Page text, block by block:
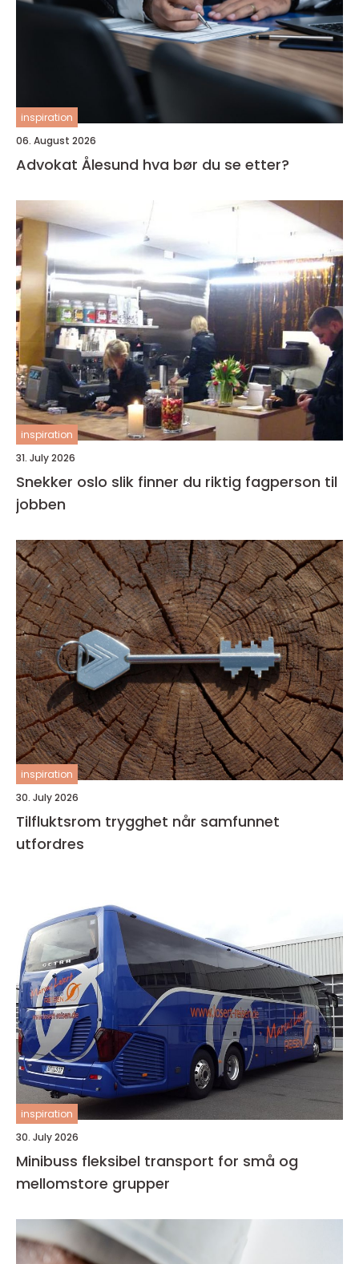
inspiration
06. August 2026
Advokat Ålesund hva bør du se etter?
inspiration
31. July 2026
Snekker oslo slik finner du riktig fagperson til
jobben
inspiration
30. July 2026
Tilfluktsrom trygghet når samfunnet
utfordres
inspiration
30. July 2026
Minibuss fleksibel transport for små og
mellomstore grupper